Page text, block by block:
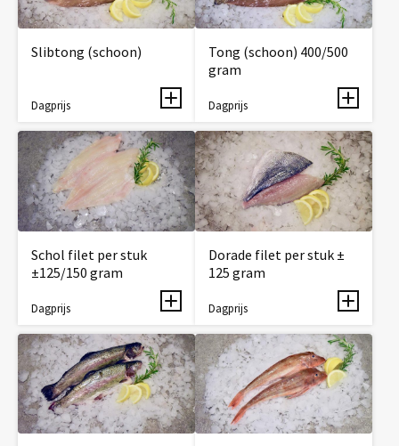
Slibtong (schoon)
Dagprijs
Tong (schoon) 400/500
gram
Dagprijs
Schol filet per stuk
±125/150 gram
Dagprijs
Dorade filet per stuk ±
125 gram
Dagprijs